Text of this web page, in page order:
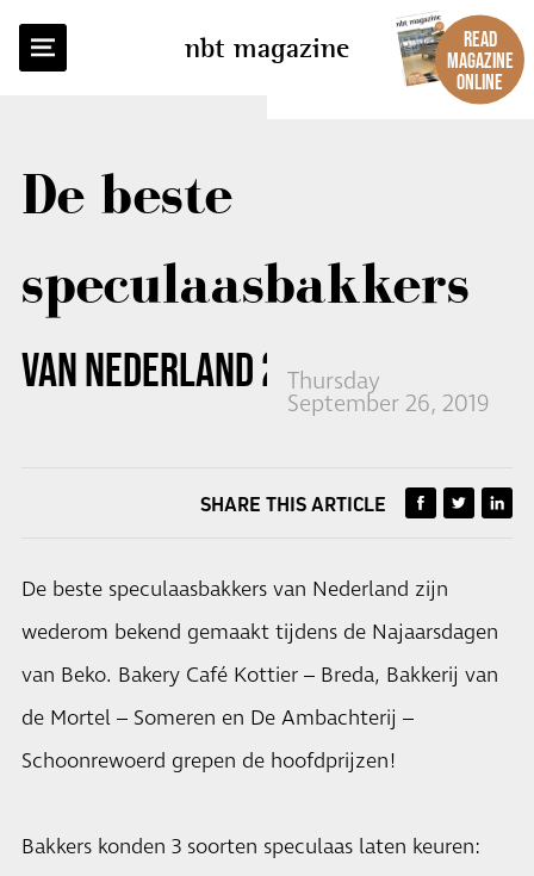
nbt magazine
READ
MAGAZINE
ONLINE
De beste
speculaasbakkers
VAN NEDERLAND 2019 ZIJN:
Thursday
September 26, 2019
BACK TO OVERVIEW
SHARE THIS ARTICLE
De beste speculaasbakkers van Nederland zijn
wederom bekend gemaakt tijdens de Najaarsdagen
van Beko. Bakery Café Kottier – Breda, Bakkerij van
de Mortel – Someren en De Ambachterij –
Schoonrewoerd grepen de hoofdprijzen!
Bakkers konden 3 soorten speculaas laten keuren: